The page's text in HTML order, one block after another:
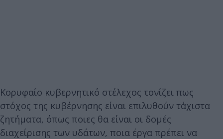
Κορυφαίο κυβερνητικό στέλεχος τονίζει πως
στόχος της κυβέρνησης είναι επιλυθούν τάχιστα
ζητήματα, όπως ποιες θα είναι οι δομές
διαχείρισης των υδάτων, ποια έργα πρέπει να